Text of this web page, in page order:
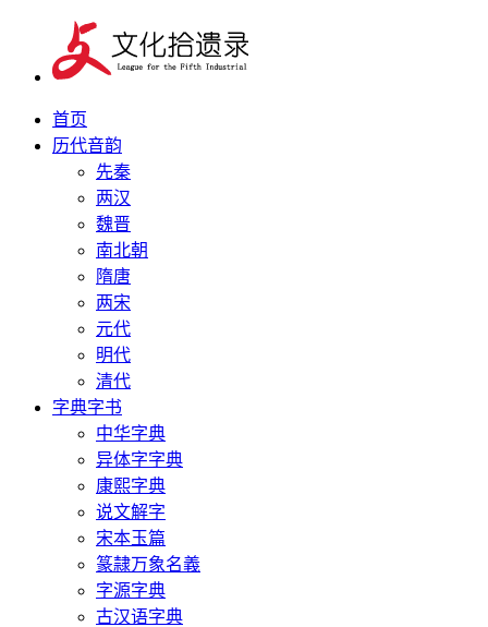
首页
历代音韵
先秦
两汉
魏晋
南北朝
隋唐
两宋
元代
明代
清代
字典字书
中华字典
异体字字典
康熙字典
说文解字
宋本玉篇
篆隷万象名義
字源字典
古汉语字典